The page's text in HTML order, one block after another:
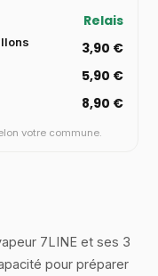
Relais
3,90 €
5,90 €
8,90 €
votre commune.
7LINE et ses 3
pour préparer